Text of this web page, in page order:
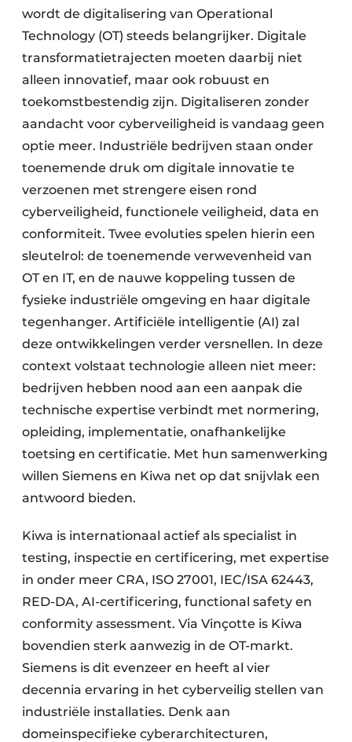
wordt de digitalisering van Operational
Technology (OT) steeds belangrijker. Digitale
transformatietrajecten moeten daarbij niet
alleen innovatief, maar ook robuust en
toekomstbestendig zijn. Digitaliseren zonder
aandacht voor cyberveiligheid is vandaag geen
optie meer. Industriële bedrijven staan onder
toenemende druk om digitale innovatie te
verzoenen met strengere eisen rond
cyberveiligheid, functionele veiligheid, data en
conformiteit. Twee evoluties spelen hierin een
sleutelrol: de toenemende verwevenheid van
OT en IT, en de nauwe koppeling tussen de
fysieke industriële omgeving en haar digitale
tegenhanger. Artificiële intelligentie (AI) zal
deze ontwikkelingen verder versnellen. In deze
context volstaat technologie alleen niet meer:
bedrijven hebben nood aan een aanpak die
technische expertise verbindt met normering,
opleiding, implementatie, onafhankelijke
toetsing en certificatie. Met hun samenwerking
willen Siemens en Kiwa net op dat snijvlak een
antwoord bieden.
Kiwa is internationaal actief als specialist in
testing, inspectie en certificering, met expertise
in onder meer CRA, ISO 27001, IEC/ISA 62443,
RED-DA, AI-certificering, functional safety en
conformity assessment. Via Vinçotte is Kiwa
bovendien sterk aanwezig in de OT-markt.
Siemens is dit evenzeer en heeft al vier
decennia ervaring in het cyberveilig stellen van
industriële installaties. Denk aan
domeinspecifieke cyberarchitecturen,